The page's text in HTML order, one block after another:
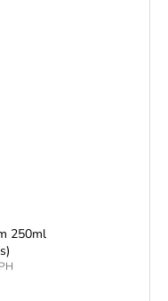
250ml